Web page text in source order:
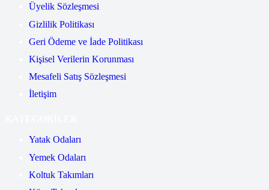
Üyelik Sözleşmesi
Gizlilik Politikası
Geri Ödeme ve İade Politikası
Kişisel Verilerin Korunması
Mesafeli Satış Sözleşmesi
İletişim
Yatak Odaları
Yemek Odaları
Koltuk Takımları